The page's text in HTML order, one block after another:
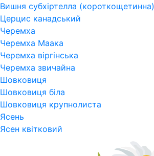
Вишня субхіртелла (короткощетинна)
Церцис канадський
Черемха
Черемха Маака
Черемха віргінська
Черемха звичайна
Шовковиця
Шовковиця біла
Шовковиця крупнолиста
Ясень
Ясен квітковий